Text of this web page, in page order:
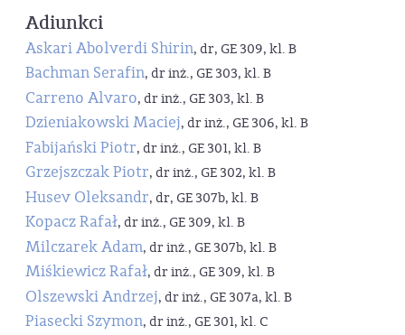
Adiunkci
Askari Abolverdi Shirin, dr, GE 309, kl. B
Bachman Serafin, dr inż., GE 303, kl. B
Carreno Alvaro, dr inż., GE 303, kl. B
Dzieniakowski Maciej, dr inż., GE 306, kl. B
Fabijański Piotr, dr inż., GE 301, kl. B
Grzejszczak Piotr, dr inż., GE 302, kl. B
Husev Oleksandr, dr, GE 307b, kl. B
Kopacz Rafał, dr inż., GE 309, kl. B
Milczarek Adam, dr inż., GE 307b, kl. B
Miśkiewicz Rafał, dr inż., GE 309, kl. B
Olszewski Andrzej, dr inż., GE 307a, kl. B
Piasecki Szymon, dr inż., GE 301, kl. C